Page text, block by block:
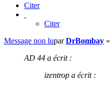
Citer
Citer
Message non luparDrBombay »
AD 44 a écrit :
izentrop a écrit :